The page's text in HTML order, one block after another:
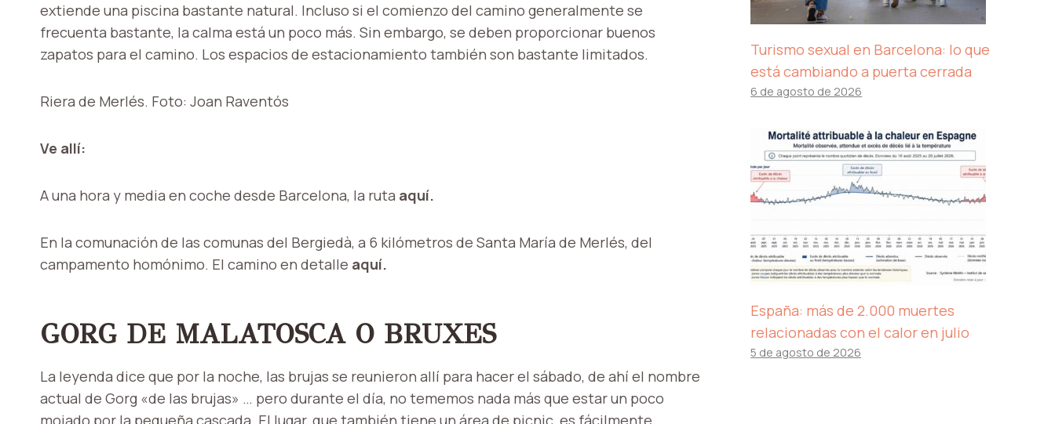
extiende una piscina bastante natural. Incluso si el comienzo del camino generalmente se
frecuenta bastante, la calma está un poco más. Sin embargo, se deben proporcionar buenos
zapatos para el camino. Los espacios de estacionamiento también son bastante limitados.
Riera de Merlés. Foto: Joan Raventós
Ve allí:
A una hora y media en coche desde Barcelona, la ruta aquí.
En la comunación de las comunas del Bergiedà, a 6 kilómetros de Santa María de Merlés, del
campamento homónimo. El camino en detalle aquí.
GORG DE MALATOSCA O BRUXES
La leyenda dice que por la noche, las brujas se reunieron allí para hacer el sábado, de ahí el nombre
actual de Gorg «de las brujas» … pero durante el día, no tememos nada más que estar un poco
mojado por la pequeña cascada. El lugar, que también tiene un área de picnic, es fácilmente
Turismo sexual en Barcelona: lo que
está cambiando a puerta cerrada
6 de agosto de 2026
España: más de 2.000 muertes
relacionadas con el calor en julio
5 de agosto de 2026